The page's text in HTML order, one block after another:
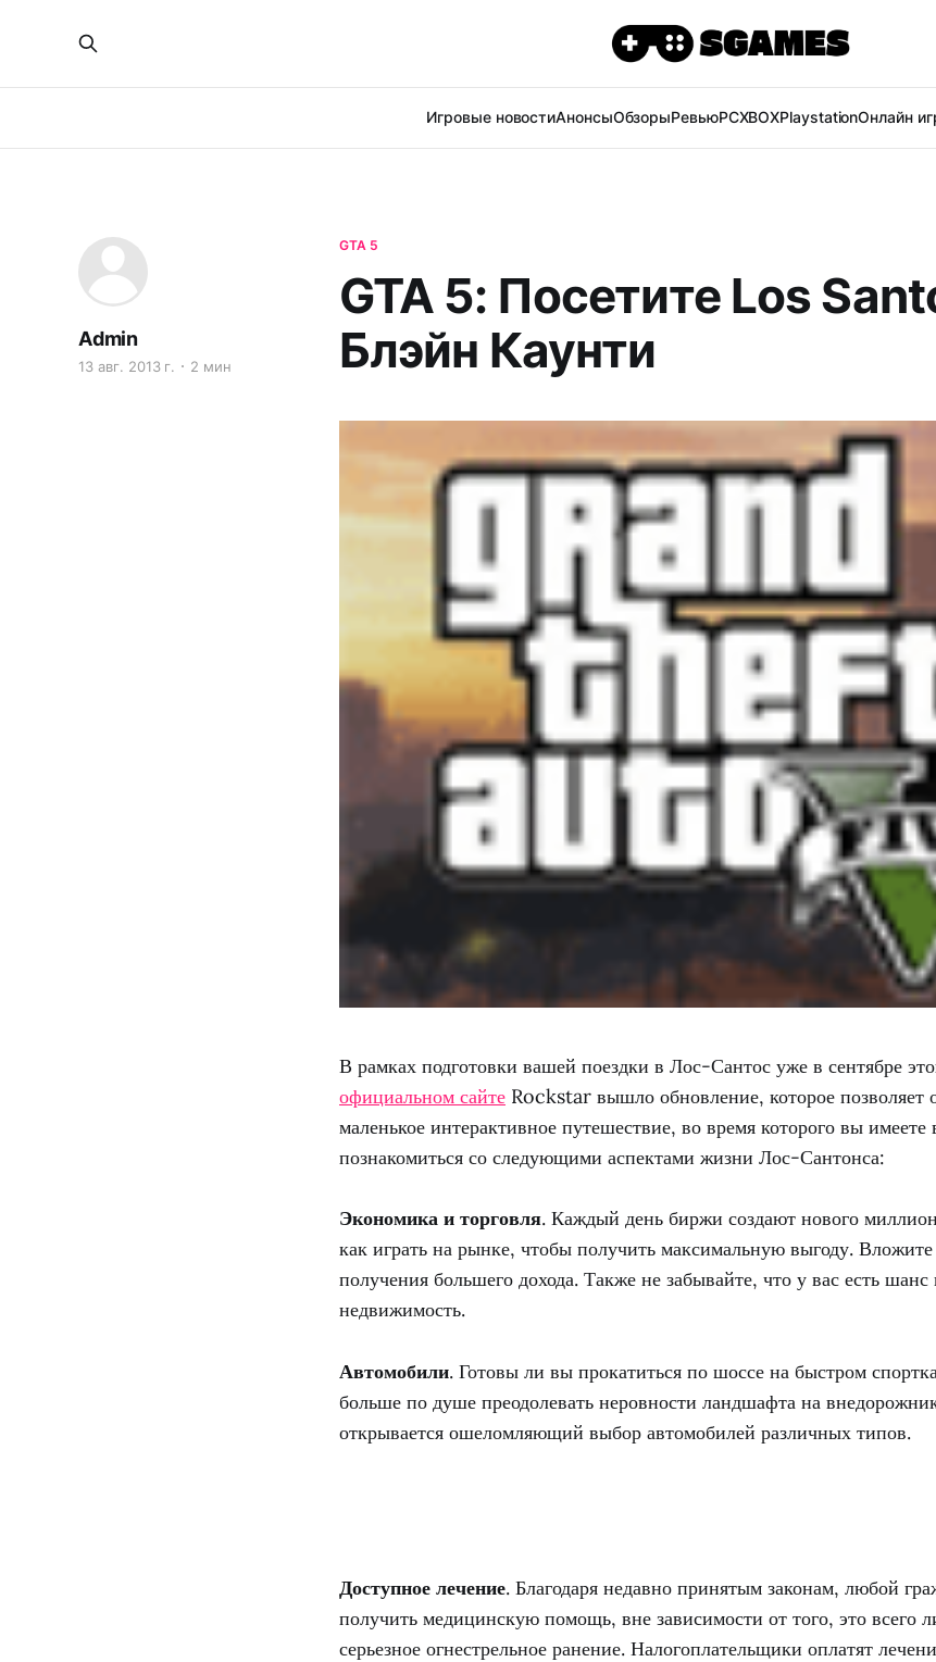
Игровые новостиАнонсыОбзорыРевьюPCXBOXPlaystationОнлайн
GTA 5
GTA 5: Посетите Los
Блэйн Каунти
Admin
13 авг. 2013 г. 2 мин
В рамках подготовки вашей поездки в Лос-Сантос уже в сентябре
официальном сайте Rockstar вышло обновление, которое позволяет
маленькое интерактивное путешествие, во время которого вы имеете
познакомиться со следующими аспектами жизни Лос-Сантонса:
Экономика и торговля. Каждый день биржи создают нового
как играть на рынке, чтобы получить максимальную выгоду. Вложите
получения большего дохода. Также не забывайте, что у вас есть шанс
недвижимость.
Автомобили. Готовы ли вы прокатиться по шоссе на быстром
больше по душе преодолевать неровности ландшафта на
открывается ошеломляющий выбор автомобилей различных типов.
Доступное лечение. Благодаря недавно принятым законам, любой
получить медицинскую помощь, вне зависимости от того, это всего
серьезное огнестрельное ранение. Налогоплательщики оплатят